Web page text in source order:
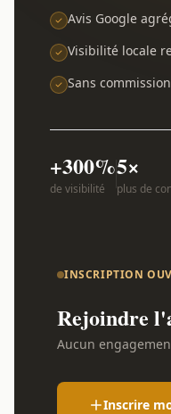
Avis Google
Visibilité locale
Sans
+300%
de visibilité
5×
plus de
INSCRIPTION
Rejoindre
Aucun
Inscrire